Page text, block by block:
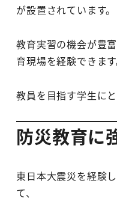
が設置されています。
教育実習の機会が豊
育現場を経験できます
教員を目指す学生に
防災教育に
東日本大震災を経験
て、